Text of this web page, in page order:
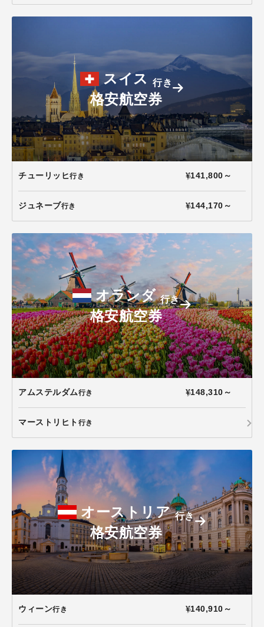
スイス 行き
格安航空券
チューリッヒ行き ¥141,800～
ジュネーブ行き ¥144,170～
オランダ行き
格安航空券
アムステルダム行き ¥148,310～
マーストリヒト 行き
オーストリア行き
格安航空券
ウィーン行き ¥140,910～